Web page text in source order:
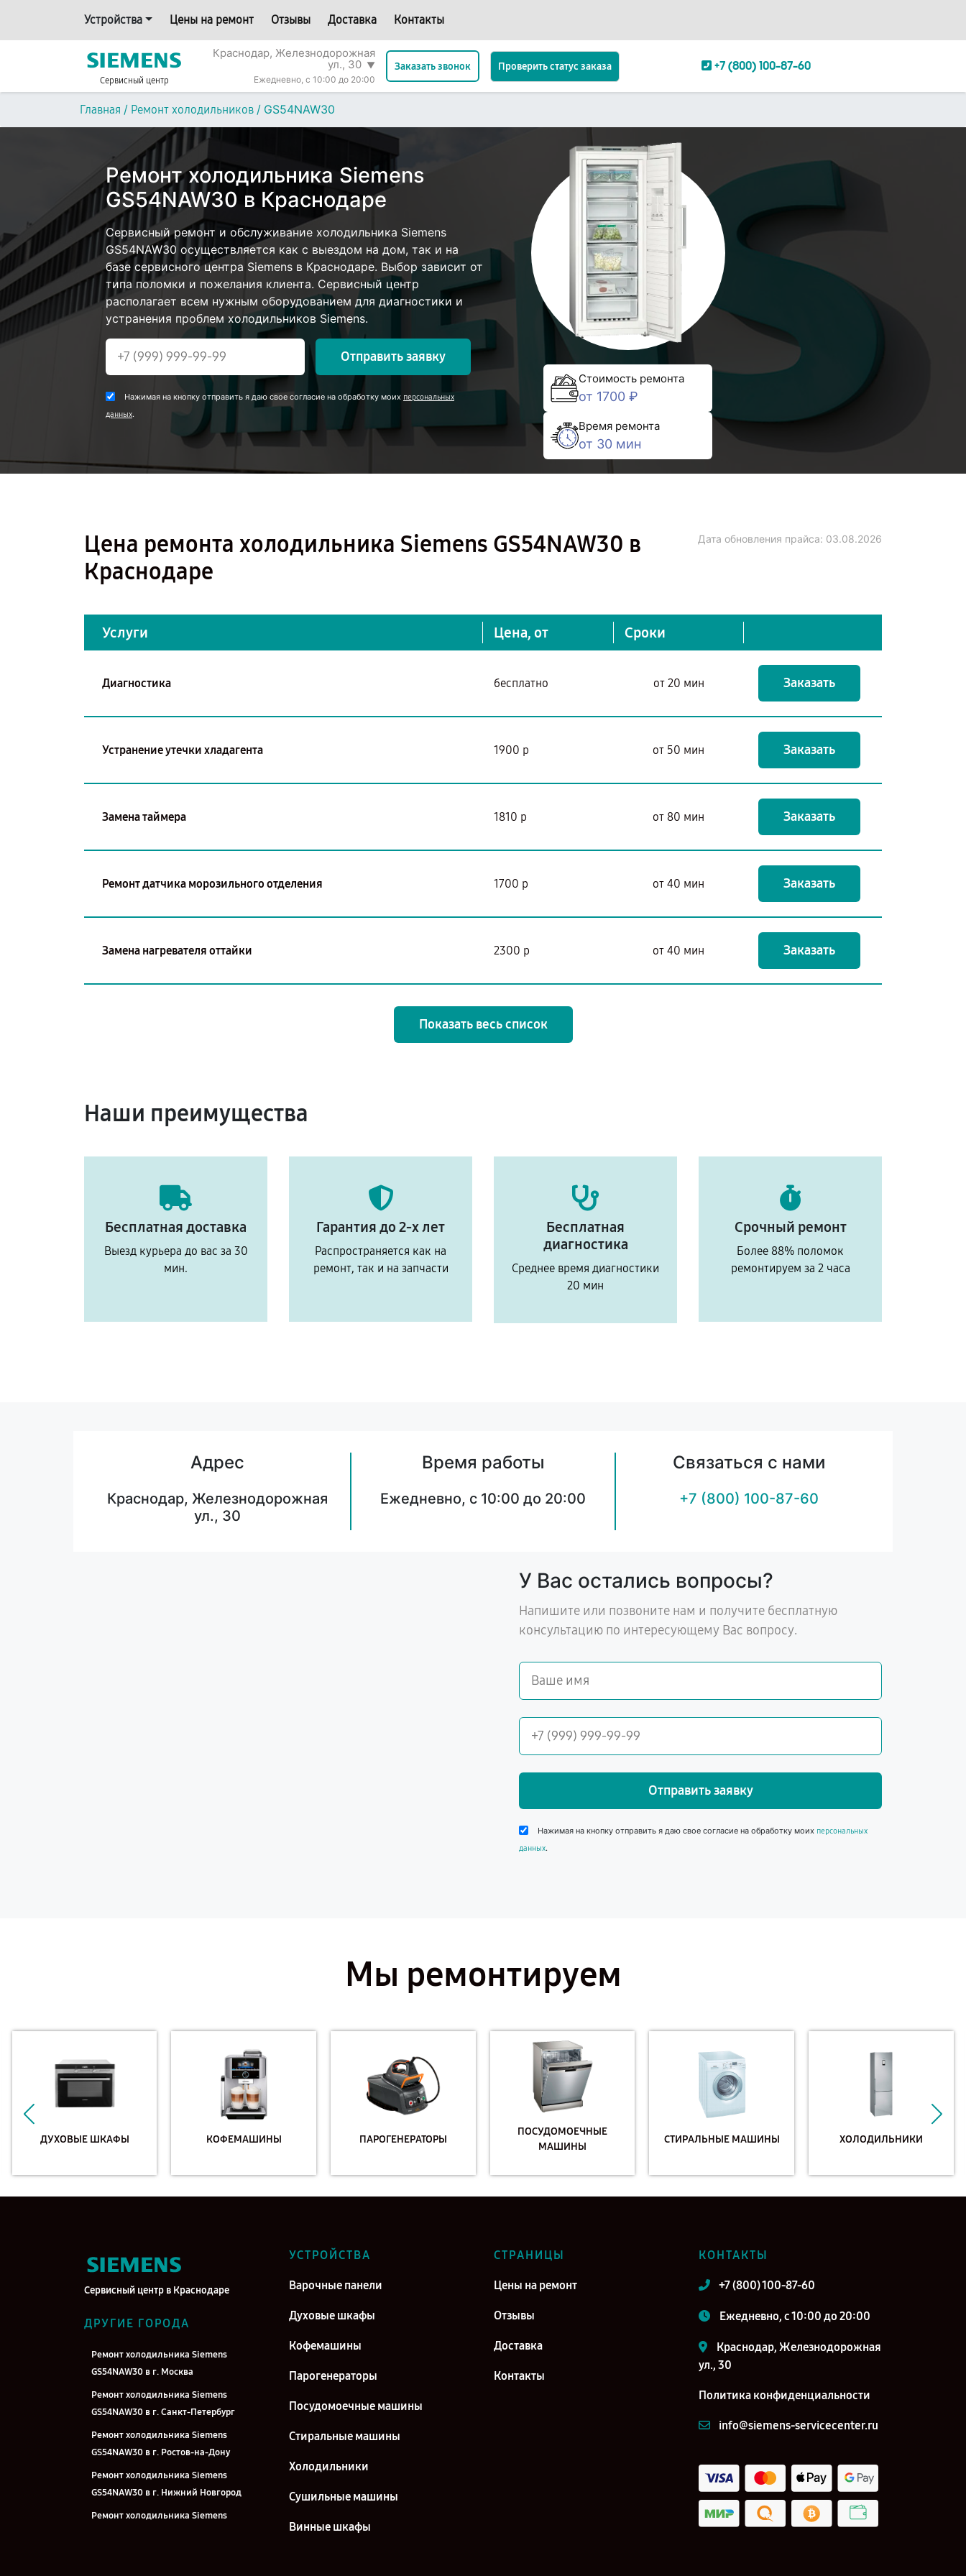
Устройства Цены на ремонт Отзывы Доставка Контакты
Сервисный центр
Краснодар, Железнодорожная
ул., 30 ▼
Ежедневно, с 10:00 до 20:00
Заказать звонок Проверить статус заказа +7 (800) 100-87-60
Главная / Ремонт холодильников / GS54NAW30
Ремонт холодильника Siemens
GS54NAW30 в Краснодаре
Сервисный ремонт и обслуживание холодильника Siemens
GS54NAW30 осуществляется как с выездом на дом, так и на
базе сервисного центра Siemens в Краснодаре. Выбор зависит от
типа поломки и пожелания клиента. Сервисный центр
располагает всем нужным оборудованием для диагностики и
устранения проблем холодильников Siemens.
Отправить заявку
Нажимая на кнопку отправить я даю свое согласие на обработку моих персональных
данных.
Стоимость ремонта
от 1700 ₽
Время ремонта
от 30 мин
Цена ремонта холодильника Siemens GS54NAW30 в
Краснодаре
Дата обновления прайса: 03.08.2026
Услуги Цена, от Сроки
Диагностика бесплатно от 20 мин Заказать
Устранение утечки хладагента 1900 р от 50 мин Заказать
Замена таймера 1810 р от 80 мин Заказать
Ремонт датчика морозильного отделения 1700 р от 40 мин Заказать
Замена нагревателя оттайки 2300 р от 40 мин Заказать
Показать весь список
Наши преимущества
Бесплатная доставка
Выезд курьера до вас за 30
мин.
Гарантия до 2-х лет
Распространяется как на
ремонт, так и на запчасти
Бесплатная
диагностика
Среднее время диагностики
20 мин
Срочный ремонт
Более 88% поломок
ремонтируем за 2 часа
Адрес
Краснодар, Железнодорожная
ул., 30
Время работы
Ежедневно, с 10:00 до 20:00
Связаться с нами
+7 (800) 100-87-60
У Вас остались вопросы?
Напишите или позвоните нам и получите бесплатную
консультацию по интересующему Вас вопросу.
Отправить заявку
Нажимая на кнопку отправить я даю свое согласие на обработку моих персональных
данных.
Мы ремонтируем
ДУХОВЫЕ ШКАФЫ КОФЕМАШИНЫ ПАРОГЕНЕРАТОРЫ
ПОСУДОМОЕЧНЫЕ
МАШИНЫ
СТИРАЛЬНЫЕ МАШИНЫ ХОЛОДИЛЬНИКИ
Сервисный центр в Краснодаре
ДРУГИЕ ГОРОДА
Ремонт холодильника Siemens
GS54NAW30 в г. Москва
Ремонт холодильника Siemens
GS54NAW30 в г. Санкт-Петербург
Ремонт холодильника Siemens
GS54NAW30 в г. Ростов-на-Дону
Ремонт холодильника Siemens
GS54NAW30 в г. Нижний Новгород
Ремонт холодильника Siemens
УСТРОЙСТВА
Варочные панели
Духовые шкафы
Кофемашины
Парогенераторы
Посудомоечные машины
Стиральные машины
Холодильники
Сушильные машины
Винные шкафы
СТРАНИЦЫ
Цены на ремонт
Отзывы
Доставка
Контакты
КОНТАКТЫ
+7 (800) 100-87-60
Ежедневно, с 10:00 до 20:00
Краснодар, Железнодорожная
ул., 30
Политика конфиденциальности
info@siemens-servicecenter.ru